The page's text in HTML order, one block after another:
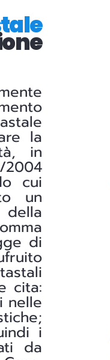
la
in
cui
un
di
cita:
nelle
i
da